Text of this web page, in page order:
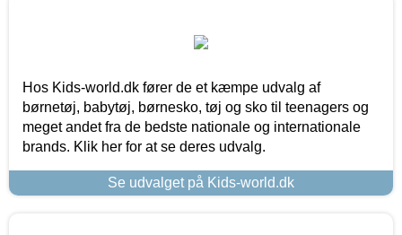
Hos Kids-world.dk fører de et kæmpe udvalg af
børnetøj, babytøj, børnesko, tøj og sko til teenagers og
meget andet fra de bedste nationale og internationale
brands. Klik her for at se deres udvalg.
Se udvalget på Kids-world.dk